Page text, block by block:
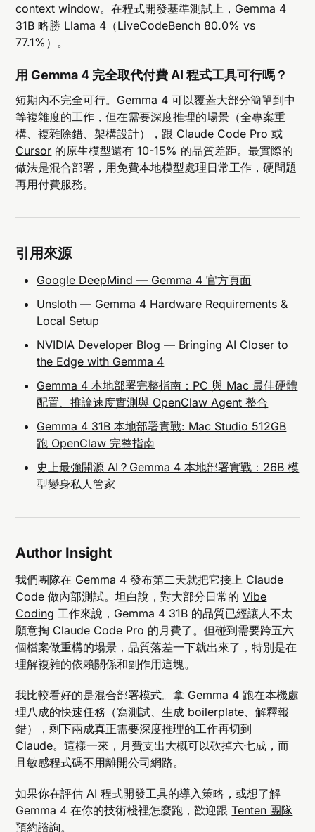
context window。在程式開發基準測試上，Gemma 4
31B 略勝 Llama 4（LiveCodeBench 80.0% vs
77.1%）。
用 Gemma 4 完全取代付費 AI 程式工具可行嗎？
短期內不完全可行。Gemma 4 可以覆蓋大部分簡單到中
等複雜度的工作，但在需要深度推理的場景（全專案重
構、複雜除錯、架構設計），跟 Claude Code Pro 或
Cursor 的原生模型還有 10-15% 的品質差距。最實際的
做法是混合部署，用免費本地模型處理日常工作，硬問題
再用付費服務。
引用來源
Google DeepMind — Gemma 4 官方頁面
Unsloth — Gemma 4 Hardware Requirements &
Local Setup
NVIDIA Developer Blog — Bringing AI Closer to
the Edge with Gemma 4
Gemma 4 本地部署完整指南：PC 與 Mac 最佳硬體
配置、推論速度實測與 OpenClaw Agent 整合
Gemma 4 31B 本地部署實戰: Mac Studio 512GB
跑 OpenClaw 完整指南
史上最強開源 AI？Gemma 4 本地部署實戰：26B 模
型變身私人管家
Author Insight
我們團隊在 Gemma 4 發布第二天就把它接上 Claude
Code 做內部測試。坦白說，對大部分日常的Vibe
Coding 工作來說，Gemma 4 31B 的品質已經讓人不太
願意掏 Claude Code Pro 的月費了。但碰到需要跨五六
個檔案做重構的場景，品質落差一下就出來了，特別是在
理解複雜的依賴關係和副作用這塊。
我比較看好的是混合部署模式。拿 Gemma 4 跑在本機處
理八成的快速任務（寫測試、生成 boilerplate、解釋報
錯），剩下兩成真正需要深度推理的工作再切到
Claude。這樣一來，月費支出大概可以砍掉六七成，而
且敏感程式碼不用離開公司網路。
如果你在評估 AI 程式開發工具的導入策略，或想了解
Gemma 4 在你的技術棧裡怎麼跑，歡迎跟Tenten 團隊
預約諮詢。